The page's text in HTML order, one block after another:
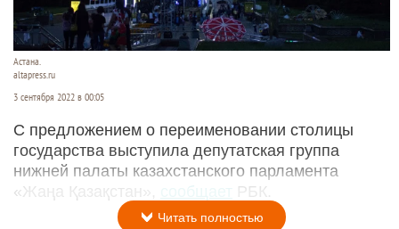
Астана.
altapress.ru
3 сентября 2022 в 00:05
С предложением о переименовании столицы
государства выступила депутатская группа
нижней палаты казахстанского парламента
«Жаңа Қазақстан»,
сообщает РБК.
Читать полностью